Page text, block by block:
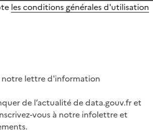
les conditions générales d'utilisation
notre lettre d'information
de l’actualité de data.gouv.fr et
vous à notre infolettre et